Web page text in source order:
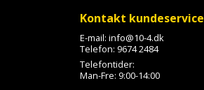
Kontakt kundeservice
E-mail: info@10-4.dk
Telefon: 9674 2484
Telefontider:
Man-Fre: 9:00-14:00